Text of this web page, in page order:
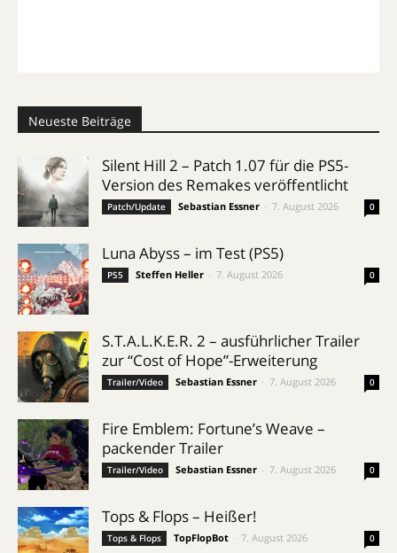
Neueste Beiträge
Silent Hill 2 – Patch 1.07 für die PS5-
Version des Remakes veröffentlicht
Patch/Update Sebastian Essner 7. August 2026 0
Luna Abyss – im Test (PS5)
PS5 Steffen Heller 7. August 2026 0
S.T.A.L.K.E.R. 2 – ausführlicher Trailer
zur “Cost of Hope”-Erweiterung
Trailer/Video Sebastian Essner 7. August 2026 0
Fire Emblem: Fortune’s Weave –
packender Trailer
Trailer/Video Sebastian Essner 7. August 2026 0
Tops & Flops – Heißer!
Tops & Flops TopFlopBot 7. August 2026 0